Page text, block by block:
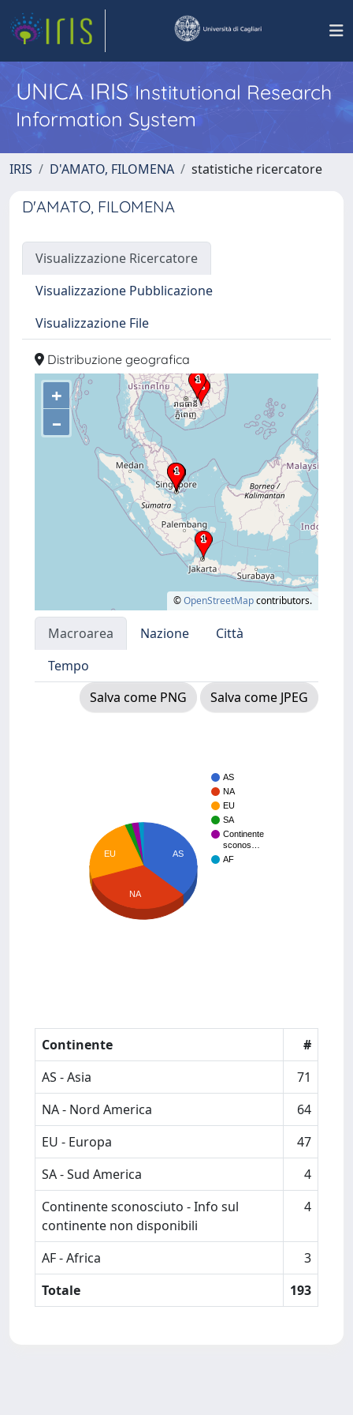
UNICA IRISInstitutional Research
Information System
IRIS D'AMATO, FILOMENA statistiche ricercatore
D'AMATO, FILOMENA
Visualizzazione Ricercatore
Visualizzazione Pubblicazione
Visualizzazione File
Distribuzione geografica
+
–
©OpenStreetMapcontributors.
Macroarea Nazione
Città
Tempo
Salva come PNG
Salva come JPEG
AS
NA
EU
SA
Continente
sconos…
AF
AS
EU
NA
Continente
#
AS - Asia
71
NA - Nord America
64
EU - Europa
47
SA - Sud America
4
Continente sconosciuto - Info sul
continente non disponibili
4
AF - Africa
3
Totale
193